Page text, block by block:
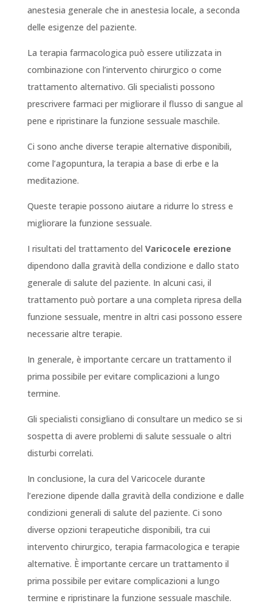
anestesia generale che in anestesia locale, a seconda
delle esigenze del paziente.
La terapia farmacologica può essere utilizzata in
combinazione con l’intervento chirurgico o come
trattamento alternativo. Gli specialisti possono
prescrivere farmaci per migliorare il flusso di sangue al
pene e ripristinare la funzione sessuale maschile.
Ci sono anche diverse terapie alternative disponibili,
come l’agopuntura, la terapia a base di erbe e la
meditazione.
Queste terapie possono aiutare a ridurre lo stress e
migliorare la funzione sessuale.
I risultati del trattamento del Varicocele erezione
dipendono dalla gravità della condizione e dallo stato
generale di salute del paziente. In alcuni casi, il
trattamento può portare a una completa ripresa della
funzione sessuale, mentre in altri casi possono essere
necessarie altre terapie.
In generale, è importante cercare un trattamento il
prima possibile per evitare complicazioni a lungo
termine.
Gli specialisti consigliano di consultare un medico se si
sospetta di avere problemi di salute sessuale o altri
disturbi correlati.
In conclusione, la cura del Varicocele durante
l’erezione dipende dalla gravità della condizione e dalle
condizioni generali di salute del paziente. Ci sono
diverse opzioni terapeutiche disponibili, tra cui
intervento chirurgico, terapia farmacologica e terapie
alternative. È importante cercare un trattamento il
prima possibile per evitare complicazioni a lungo
termine e ripristinare la funzione sessuale maschile.